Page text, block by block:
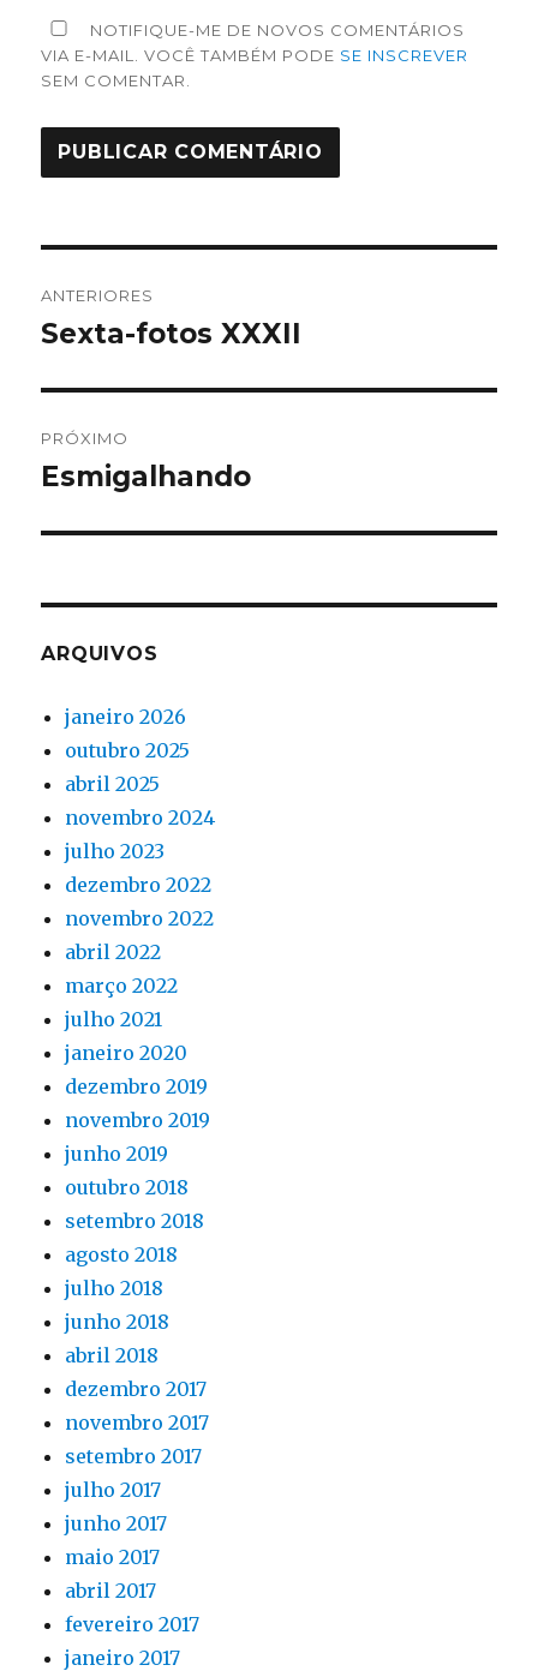
NOTIFIQUE-ME DE NOVOS COMENTÁRIOS
VIA E-MAIL. VOCÊ TAMBÉM PODE SE INSCREVER
SEM COMENTAR.
de
ANTERIORES
Post
Sexta-fotos XXXII
PRÓXIMO
Próximo
Esmigalhando
ARQUIVOS
janeiro 2026
outubro 2025
abril 2025
novembro 2024
julho 2023
dezembro 2022
novembro 2022
abril 2022
março 2022
julho 2021
janeiro 2020
dezembro 2019
novembro 2019
junho 2019
outubro 2018
setembro 2018
agosto 2018
julho 2018
junho 2018
abril 2018
dezembro 2017
novembro 2017
setembro 2017
julho 2017
junho 2017
maio 2017
abril 2017
fevereiro 2017
janeiro 2017